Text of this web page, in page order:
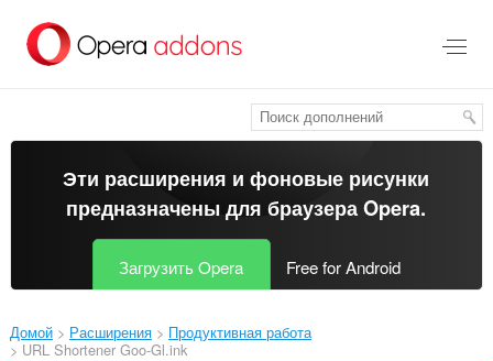
перейти
Эти расширения и фоновые рисунки
предназначены длябраузера Opera.
Загрузить Opera Free for Android
Домой Расширения
Продуктивная работа
URL Shortener Goo-Gl.ink‎